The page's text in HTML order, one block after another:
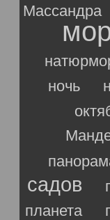
Массандра
ночь
садов
планета